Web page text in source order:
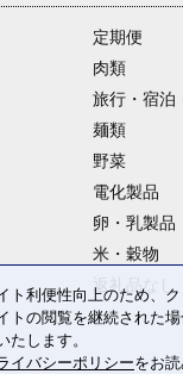
定期便
肉類
旅行・宿泊
麺類
野菜
電化製品
卵・乳製品
米・穀物
返礼品なし
ト利便性向上のため、
トの閲覧を継続された
たします。
イバシーポリシーをお読